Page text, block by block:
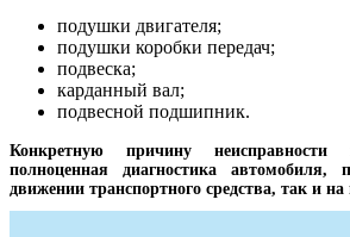
подушки двигателя;
подушки коробки передач;
подвеска;
карданный вал;
подвесной подшипник.
Конкретную причину неисправности
полноценная диагностика
движении транспортного средства, так и